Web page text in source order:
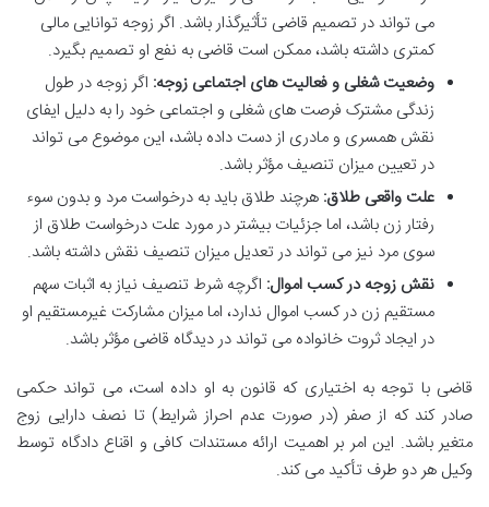
می تواند در تصمیم قاضی تأثیرگذار باشد. اگر زوجه توانایی مالی
کمتری داشته باشد، ممکن است قاضی به نفع او تصمیم بگیرد.
وضعیت شغلی و فعالیت های اجتماعی زوجه: اگر زوجه در طول
زندگی مشترک فرصت های شغلی و اجتماعی خود را به دلیل ایفای
نقش همسری و مادری از دست داده باشد، این موضوع می تواند
در تعیین میزان تنصیف مؤثر باشد.
علت واقعی طلاق: هرچند طلاق باید به درخواست مرد و بدون سوء
رفتار زن باشد، اما جزئیات بیشتر در مورد علت درخواست طلاق از
سوی مرد نیز می تواند در تعدیل میزان تنصیف نقش داشته باشد.
نقش زوجه در کسب اموال: اگرچه شرط تنصیف نیاز به اثبات سهم
مستقیم زن در کسب اموال ندارد، اما میزان مشارکت غیرمستقیم او
در ایجاد ثروت خانواده می تواند در دیدگاه قاضی مؤثر باشد.
قاضی با توجه به اختیاری که قانون به او داده است، می تواند حکمی
صادر کند که از صفر (در صورت عدم احراز شرایط) تا نصف دارایی زوج
متغیر باشد. این امر بر اهمیت ارائه مستندات کافی و اقناع دادگاه توسط
وکیل هر دو طرف تأکید می کند.